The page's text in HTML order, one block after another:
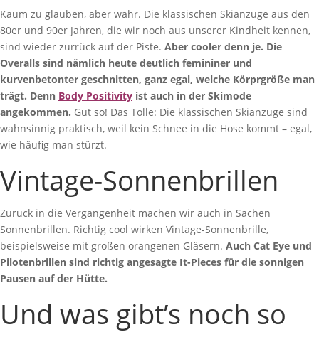
Kaum zu glauben, aber wahr. Die klassischen Skianzüge aus den
80er und 90er Jahren, die wir noch aus unserer Kindheit kennen,
sind wieder zurrück auf der Piste. Aber cooler denn je. Die
Overalls sind nämlich heute deutlich femininer und
kurvenbetonter geschnitten, ganz egal, welche Körprgröße man
trägt. Denn Body Positivity ist auch in der Skimode
angekommen. Gut so! Das Tolle: Die klassischen Skianzüge sind
wahnsinnig praktisch, weil kein Schnee in die Hose kommt – egal,
wie häufig man stürzt.
Vintage-Sonnenbrillen
Zurück in die Vergangenheit machen wir auch in Sachen
Sonnenbrillen. Richtig cool wirken Vintage-Sonnenbrille,
beispielsweise mit großen orangenen Gläsern. Auch Cat Eye und
Pilotenbrillen sind richtig angesagte It-Pieces für die sonnigen
Pausen auf der Hütte.
Und was gibt’s noch so